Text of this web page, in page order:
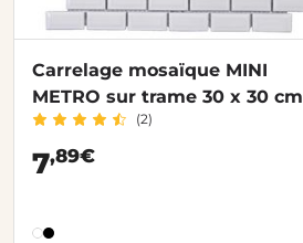
Carrelage mosaïque MINI
METRO sur trame 30 x 30 cm
(2)
7,89€